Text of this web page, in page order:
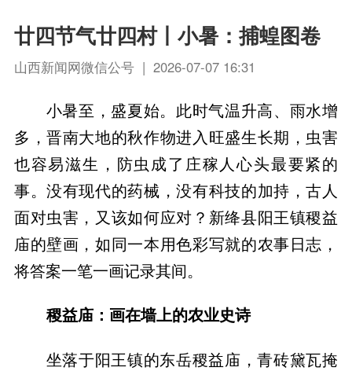
廿四节气廿四村丨小暑：捕蝗图卷
山西新闻网微信公号 | 2026-07-07 16:31
小暑至，盛夏始。此时气温升高、雨水增
多，晋南大地的秋作物进入旺盛生长期，虫害
也容易滋生，防虫成了庄稼人心头最要紧的
事。没有现代的药械，没有科技的加持，古人
面对虫害，又该如何应对？新绛县阳王镇稷益
庙的壁画，如同一本用色彩写就的农事日志，
将答案一笔一画记录其间。
稷益庙：画在墙上的农业史诗
坐落于阳王镇的东岳稷益庙，青砖黛瓦掩